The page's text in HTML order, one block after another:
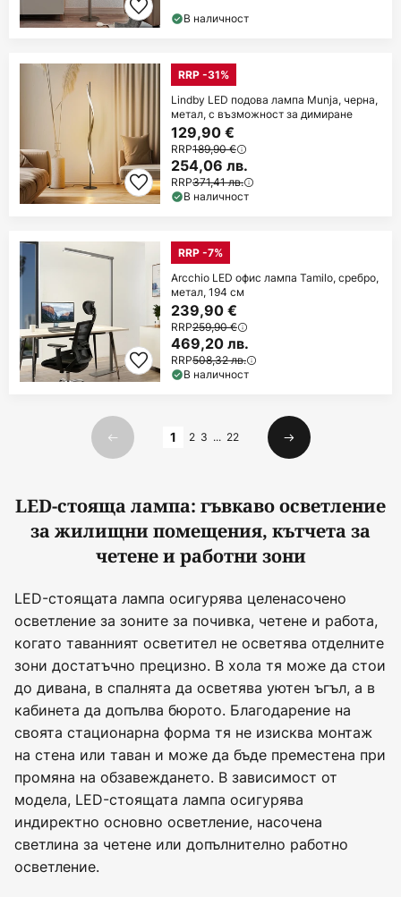
В наличност
RRP -31%
Lindby LED подова лампа Munja, черна,
метал, с възможност за димиране
129,90 €
RRP189,90 €
254,06 лв.
RRP371,41 лв.
В наличност
RRP -7%
Arcchio LED офис лампа Tamilo, сребро,
метал, 194 см
239,90 €
RRP259,90 €
469,20 лв.
RRP508,32 лв.
В наличност
Предишна
1 2 3 ... 22
Следваща
LED-стояща лампа: гъвкаво осветление
за жилищни помещения, кътчета за
четене и работни зони
LED-стоящата лампа осигурява целенасочено
осветление за зоните за почивка, четене и работа,
когато таванният осветител не осветява отделните
зони достатъчно прецизно. В хола тя може да стои
до дивана, в спалнята да осветява уютен ъгъл, а в
кабинета да допълва бюрото. Благодарение на
своята стационарна форма тя не изисква монтаж
на стена или таван и може да бъде преместена при
промяна на обзавеждането. В зависимост от
модела, LED-стоящата лампа осигурява
индиректно основно осветление, насочена
светлина за четене или допълнително работно
осветление.